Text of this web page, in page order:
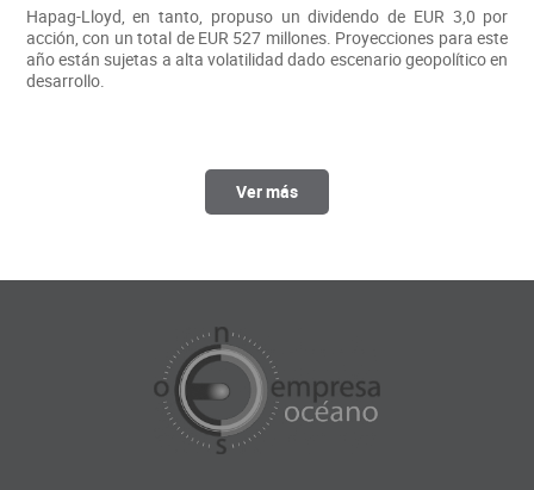
Hapag-Lloyd, en tanto, propuso un dividendo de EUR 3,0 por
acción, con un total de EUR 527 millones. Proyecciones para este
año están sujetas a alta volatilidad dado escenario geopolítico en
desarrollo.
Ver más